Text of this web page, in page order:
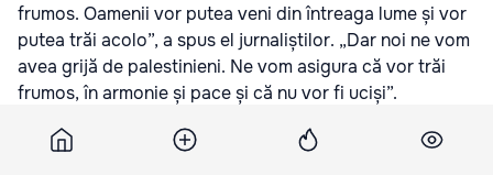
frumos. Oamenii vor putea veni din întreaga lume și vor
putea trăi acolo”, a spus el jurnaliștilor. „Dar noi ne vom
avea grijă de palestinieni. Ne vom asigura că vor trăi
frumos, în armonie și pace și că nu vor fi uciși”.
Președintele SUA și-a anunțat planul de a prelua Gaza